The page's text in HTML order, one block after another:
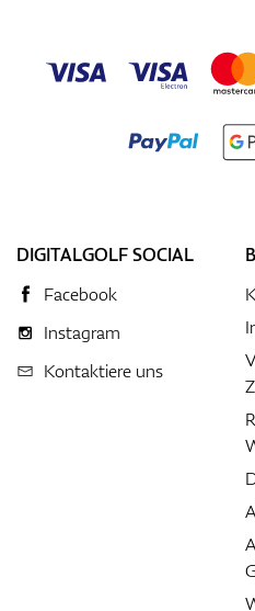
DIGITALGOLF SOCIAL
Facebook
Instagram
Kontaktiere uns